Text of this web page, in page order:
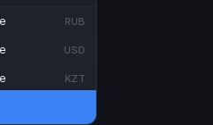
RUB
USD
KZT